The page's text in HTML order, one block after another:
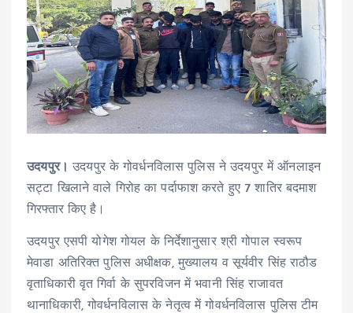
उदयपुर।
उदयपुर के गोवर्धनविलास पुलिस ने उदयपुर में ऑनलाइन
सट्टा खिलाने वाले गिरोह का पर्दाफाश करते हुए 7 शातिर बदमाश
गिरफ्तार किए है।
उदयपुर एसपी योगेश गोयल के निर्देशानुसार श्री गोपाल स्वरूप
मेवाडा अतिरिक्त पुलिस अधीक्षक, मुख्यालय व सूर्यवीर सिंह राठौड
वृताधिकारी वृत गिर्वा के सुपरविजन में भवानी सिंह राजावत
थानाधिकारी, गोवर्धनविलास के नेतृत्व में गोवर्धनविलास पुलिस टीम